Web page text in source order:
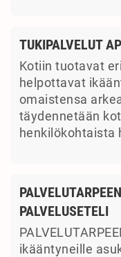
TUKIPALVELUT
Kotiin tuotavat
helpottavat
omaistensa
täydennetään
PALVELUSETELI
ikääntyneille